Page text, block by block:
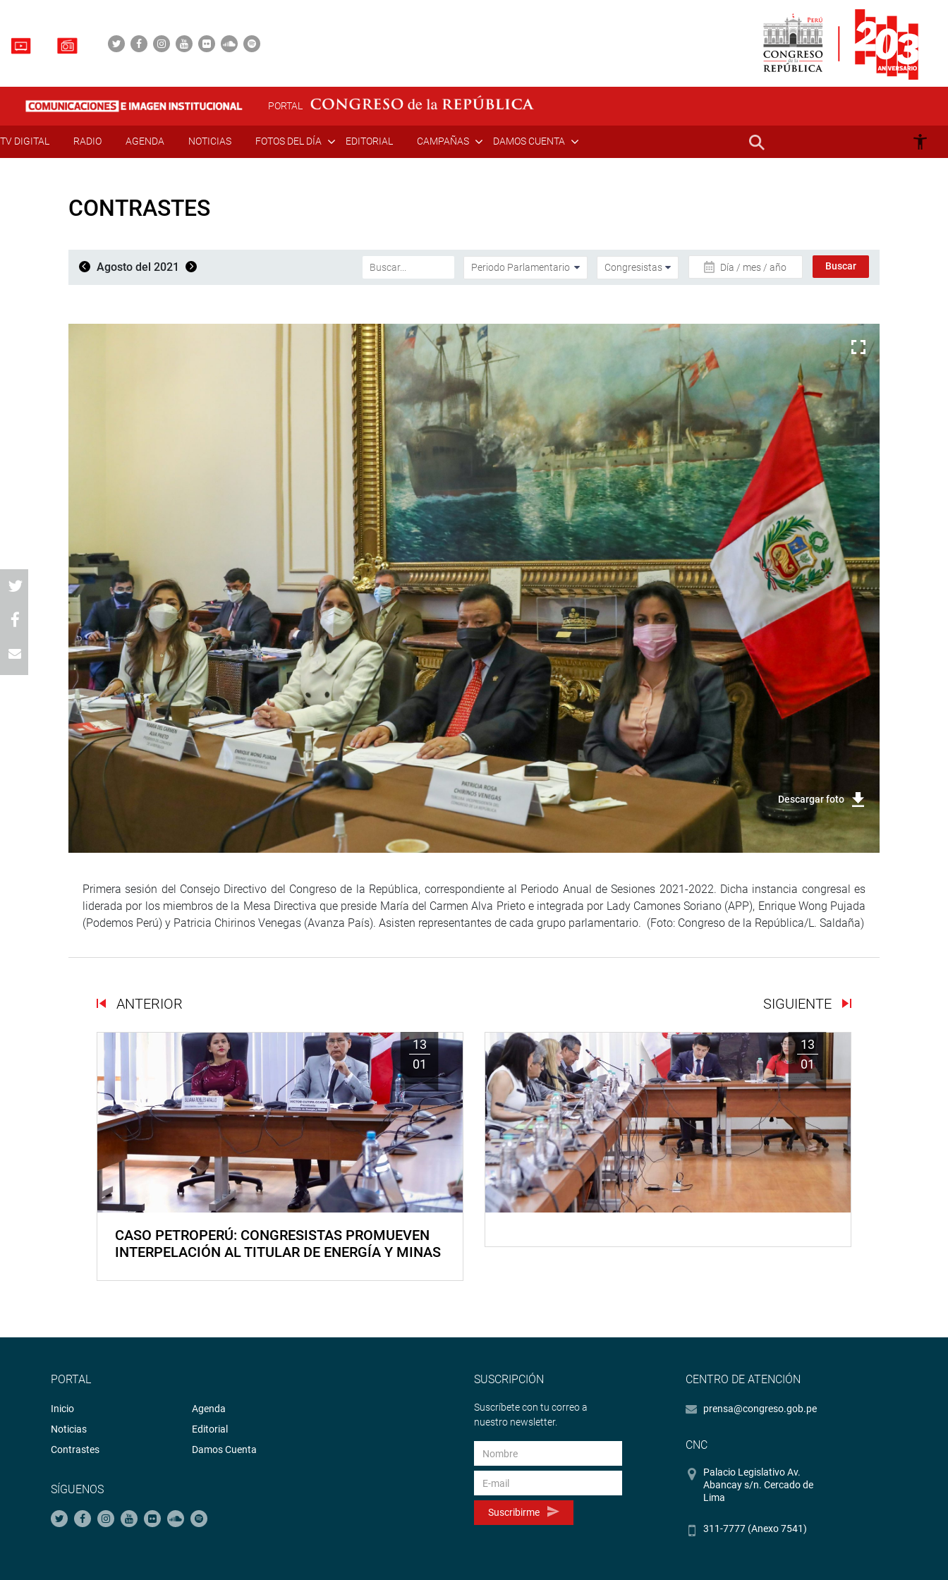
PORTAL
TV DIGITAL RADIO AGENDA NOTICIAS FOTOS DEL DÍA EDITORIAL CAMPAÑAS DAMOS CUENTA
CONTRASTES
Agosto del 2021 Día / mes / año
Descargar foto
Primera sesión del Consejo Directivo del Congreso de la República, correspondiente al Periodo Anual de Sesiones 2021-2022. Dicha instancia congresal es
liderada por los miembros de la Mesa Directiva que preside María del Carmen Alva Prieto e integrada por Lady Camones Soriano (APP), Enrique Wong Pujada
(Podemos Perú) y Patricia Chirinos Venegas (Avanza País). Asisten representantes de cada grupo parlamentario. (Foto: Congreso de la República/L. Saldaña)
ANTERIOR SIGUIENTE
13
01
CASO PETROPERÚ: CONGRESISTAS PROMUEVEN
INTERPELACIÓN AL TITULAR DE ENERGÍA Y MINAS
13
01
PORTAL
Inicio
Noticias
Contrastes
Agenda
Editorial
Damos Cuenta
SÍGUENOS
SUSCRIPCIÓN
Suscríbete con tu correo a
nuestro newsletter.
Suscribirme
CENTRO DE ATENCIÓN
prensa@congreso.gob.pe
CNC
Palacio Legislativo Av.
Abancay s/n. Cercado de
Lima
311-7777 (Anexo 7541)